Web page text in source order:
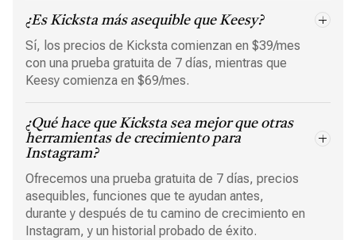
¿Es Kicksta más asequible que Keesy?
Sí, los precios de Kicksta comienzan en $39/mes
con una prueba gratuita de 7 días, mientras que
Keesy comienza en $69/mes.
¿Qué hace que Kicksta sea mejor que otras
herramientas de crecimiento para
Instagram?
Ofrecemos una prueba gratuita de 7 días, precios
asequibles, funciones que te ayudan antes,
durante y después de tu camino de crecimiento en
Instagram, y un historial probado de éxito.